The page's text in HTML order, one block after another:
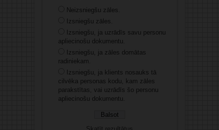
Neizsniegšu zāles.
Izsniegšu zāles.
Izsniegšu, ja uzrādīs savu personu
apliecinošu dokumentu.
Izsniegšu, ja zāles domātas
radiniekam.
Izsniegšu, ja klients nosauks tā
cilvēka personas kodu, kam zāles
parakstītas, vai uzrādīs šo personu
apliecinošu dokumentu.